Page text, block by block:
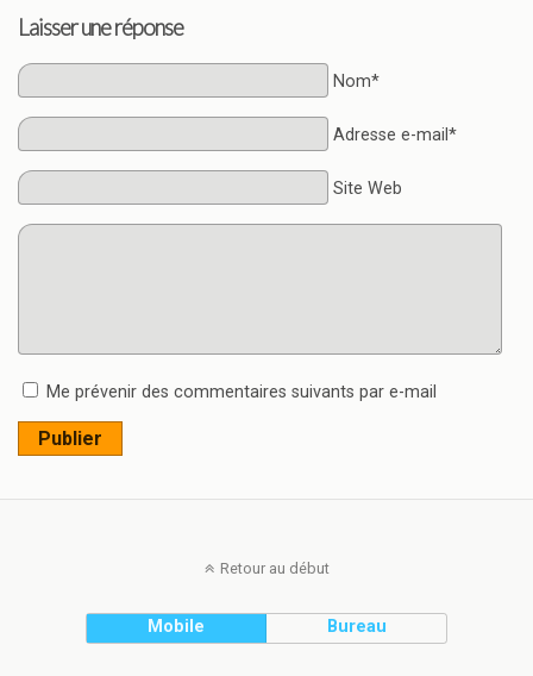
Laisser une réponse
Nom*
Adresse e-mail*
Site Web
Me prévenir des commentaires suivants par e-mail
Publier
Retour au début
Mobile Bureau